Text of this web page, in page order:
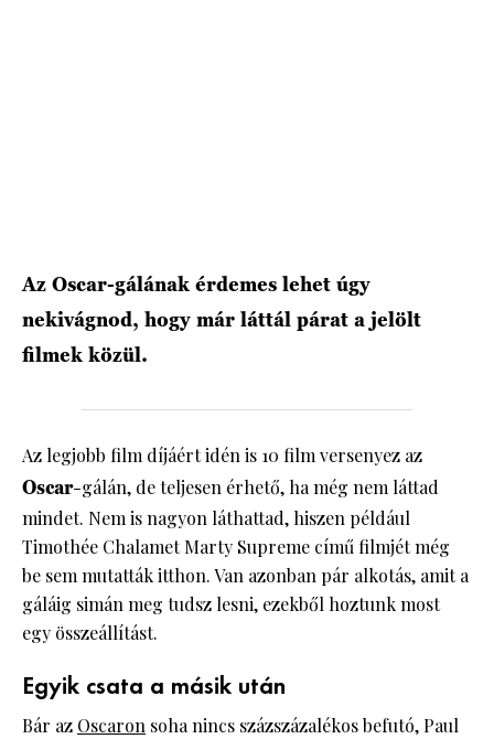
Az Oscar-gálának érdemes lehet úgy
nekivágnod, hogy már láttál párat a jelölt
filmek közül.
Az legjobb film díjáért idén is 10 film versenyez az
Oscar-gálán, de teljesen érhető, ha még nem láttad
mindet. Nem is nagyon láthattad, hiszen például
Timothée Chalamet Marty Supreme című filmjét még
be sem mutatták itthon. Van azonban pár alkotás, amit a
gáláig simán meg tudsz lesni, ezekből hoztunk most
egy összeállítást.
Egyik csata a másik után
Bár az Oscaron soha nincs százszázalékos befutó, Paul